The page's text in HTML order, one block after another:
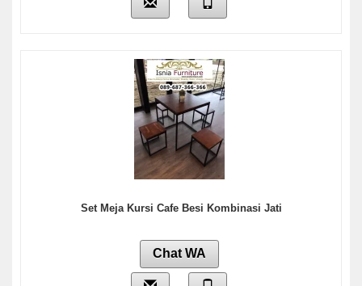
Set Meja Kursi Cafe Besi Kombinasi Jati
Chat WA